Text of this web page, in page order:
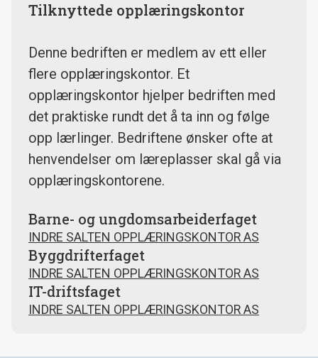
Tilknyttede opplæringskontor
Denne bedriften er medlem av ett eller
flere opplæringskontor. Et
opplæringskontor hjelper bedriften med
det praktiske rundt det å ta inn og følge
opp lærlinger. Bedriftene ønsker ofte at
henvendelser om læreplasser skal gå via
opplæringskontorene.
Barne- og ungdomsarbeiderfaget
INDRE SALTEN OPPLÆRINGSKONTOR AS
Byggdrifterfaget
INDRE SALTEN OPPLÆRINGSKONTOR AS
IT-driftsfaget
INDRE SALTEN OPPLÆRINGSKONTOR AS